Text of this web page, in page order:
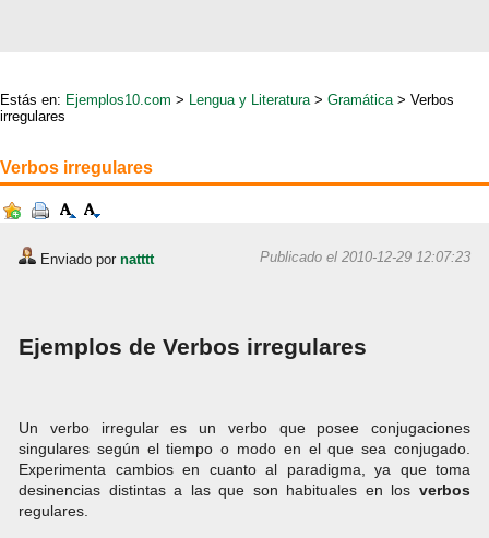
Estás en: Ejemplos10.com > Lengua y Literatura> Gramática> Verbos
irregulares
Verbos irregulares
Enviado por natttt Publicado el 2010-12-29 12:07:23
Ejemplos de Verbos irregulares
Un verbo irregular es un verbo que posee conjugaciones
singulares según el tiempo o modo en el que sea conjugado.
Experimenta cambios en cuanto al paradigma, ya que toma
desinencias distintas a las que son habituales en los verbos
regulares.